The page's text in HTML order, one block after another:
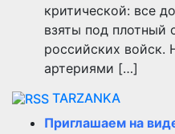
критической: все
взяты под плотный
российских войск.
артериями […]
TARZANKA
Приглашаем на